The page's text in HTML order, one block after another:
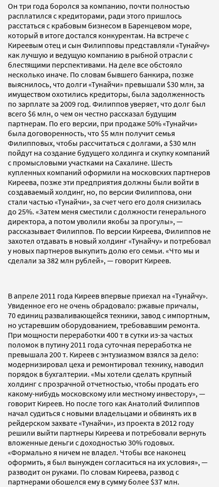
Он три года боролся за компанию, почти полностью
расплатился с кредиторами, ради этого пришлось
расстаться с крабовым бизнесом в Баренцевом море,
который в итоге достался конкурентам. На встрече с
Киреевым отец и сын Филипповы представляли «Тунайчу»
как лучшую и ведущую компанию в рыбной отрасли с
блестящими перспективами. На деле все обстояло
несколько иначе. По словам бывшего банкира, позже
выяснилось, что долги «Тунайчи» превышали $30 млн, за
имуществом охотились кредиторы, была задолженность
по зарплате за 2009 год. Филиппов уверяет, что долг был
всего $6 млн, о чем он честно рассказал будущим
партнерам. По его версии, при продаже 50% «Тунайчи»
была договоренность, что $5 млн получит семья
Филипповых, чтобы рассчитаться с долгами, а $30 млн
пойдут на создание будущего холдинга и скупку компаний
с промысловыми участками на Сахалине. Шесть
купленных компаний оформили на московских партнеров
Киреева, позже эти предприятия должны были войти в
создаваемый холдинг, но, по версии Филиппова, они
стали частью «Тунайчи», за счет чего его доля снизилась
до 25%. «Затем меня сместили с должности генерального
директора, а потом уволили якобы за прогулы», —
рассказывает Филиппов. По версии Киреева, Филиппов не
захотел отдавать в новый холдинг «Тунайчу» и потребовал
у новых партнеров выкупить долю его семьи. «Что мы и
сделали за 382 млн рублей», — говорит Киреев.
В апреле 2011 года Киреев впервые приехал на «Тунайчу».
Увиденное его не очень обрадовало: ржавые причалы,
70 единиц разваливающейся техники, завод с импортным,
но устаревшим оборудованием, требовавшим ремонта.
При мощности переработки 400 т в сутки из-за частых
поломок в путину 2011 года суточная переработка не
превышала 200 т. Киреев с энтузиазмом взялся за дело:
модернизировал цеха и ремонтировал технику, наводил
порядок в бухгалтерии. «Мы хотели сделать крупный
холдинг с прозрачной отчетностью, чтобы продать его
какому-нибудь московскому или местному инвестору», —
говорит Киреев. Но после того как Анатолий Филиппов
начал судиться с новыми владельцами и обвинять их в
рейдерском захвате «Тунайчи», из проекта в 2012 году
решили выйти партнеры Киреева и потребовали вернуть
вложенные деньги с доходностью 30% годовых.
«Формально я ничем не владел. Чтобы все наконец
оформить, я был вынужден согласиться на их условия», —
разводит он руками. По словам Киреева, развод с
партнерами обошелся ему в сумму более $37 млн.